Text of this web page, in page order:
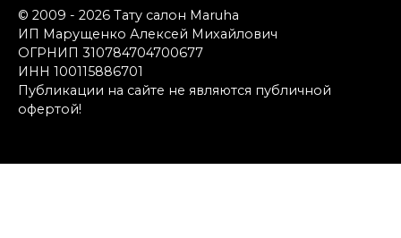
© 2009 - 2026 Тату салон Maruha
ИП Марущенко Алексей Михайлович
ОГРНИП 310784704700677
ИНН 100115886701
Публикации на сайте не являются публичной
офертой!